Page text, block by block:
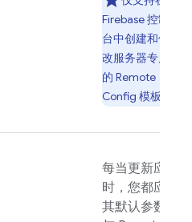
Firebase控制
台中创建和修
改服务器专属
的 Remote
Config 模板。
每当更新应用
时，您都应将
其默认参数值